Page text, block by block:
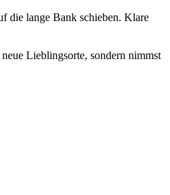
die lange Bank schieben. Klare
Lieblingsorte, sondern nimmst